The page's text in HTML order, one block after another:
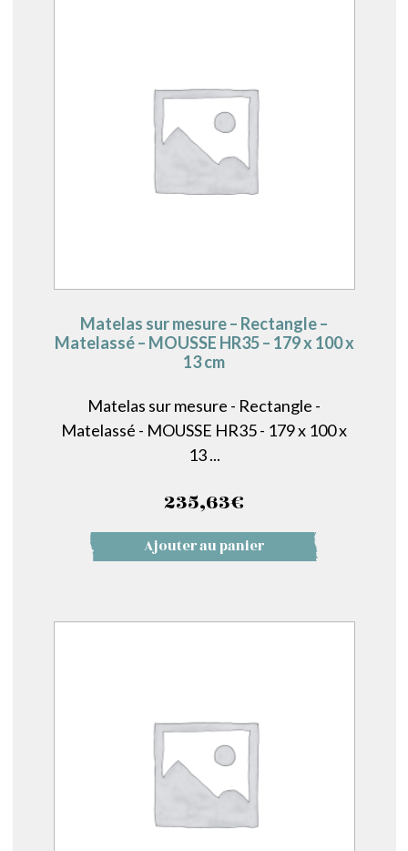
Matelas sur mesure – Rectangle –
Matelassé – MOUSSE HR35 – 179 x 100 x
13 cm
Matelas sur mesure - Rectangle -
Matelassé - MOUSSE HR35 - 179 x 100 x
13 ...
235,63€
Ajouter au panier